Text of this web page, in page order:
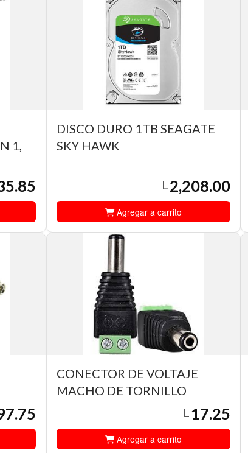
1,
DISCO DURO 1TB SEAGATE
SKY HAWK
L2,208.00
Agregar a carrito
CONECTOR DE VOLTAJE
MACHO DE TORNILLO
L17.25
Agregar a carrito